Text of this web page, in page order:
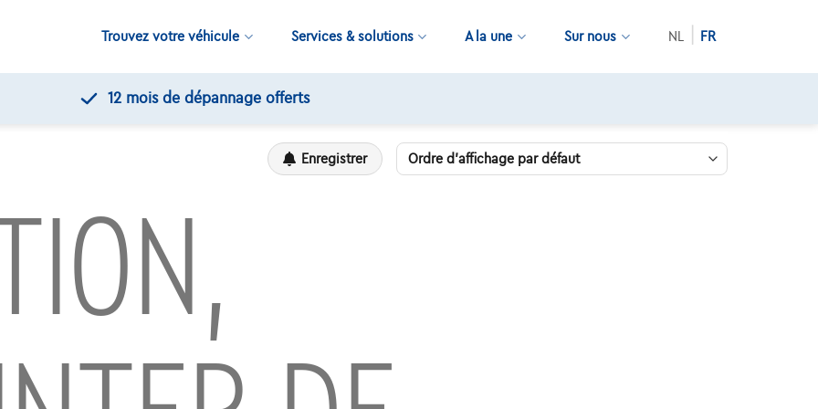
Trouvez votre véhicule Services & solutions A la une Sur nous NL FR
12 mois de dépannage offerts
Enregistrer